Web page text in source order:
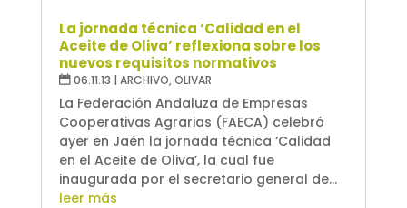
La jornada técnica ‘Calidad en el
Aceite de Oliva’ reflexiona sobre los
nuevos requisitos normativos
06.11.13 | ARCHIVO,OLIVAR
La Federación Andaluza de Empresas
Cooperativas Agrarias (FAECA) celebró
ayer en Jaén la jornada técnica ‘Calidad
en el Aceite de Oliva’, la cual fue
inaugurada por el secretario general de...
leer más